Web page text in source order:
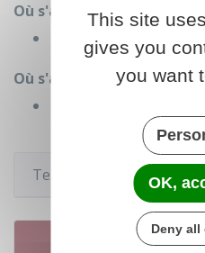
Où s'adresser ?
Point d'accueil
Où s'adresser ?
France Services /
Textes de référence
Services en ligne et
This site
gives you
you want
OK,
Deny all